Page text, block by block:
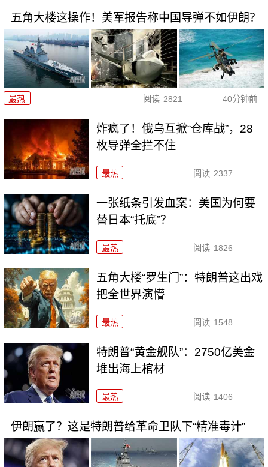
五角大楼这操作！美军报告称中国导弹不如伊朗？
最热 阅读 2821 40分钟前
炸疯了！俄乌互掀“仓库战”，28
枚导弹全拦不住
最热 阅读 2337
一张纸条引发血案：美国为何要
替日本“托底”？
最热 阅读 1826
五角大楼“罗生门”：特朗普这出戏
把全世界演懵
最热 阅读 1548
特朗普“黄金舰队”：2750亿美金
堆出海上棺材
最热 阅读 1406
伊朗赢了？这是特朗普给革命卫队下“精准毒计”